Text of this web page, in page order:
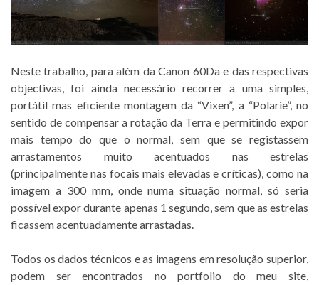
Neste trabalho, para além da Canon 60Da e das respectivas
objectivas, foi ainda necessário recorrer a uma simples,
portátil mas eficiente montagem da “Vixen”, a “Polarie”, no
sentido de compensar a rotação da Terra e permitindo expor
mais tempo do que o normal, sem que se registassem
arrastamentos muito acentuados nas estrelas
(principalmente nas focais mais elevadas e críticas), como na
imagem a 300 mm, onde numa situação normal, só seria
possível expor durante apenas 1 segundo, sem que as estrelas
ficassem acentuadamente arrastadas.
Todos os dados técnicos e as imagens em resolução superior,
podem ser encontrados no portfolio do meu site,